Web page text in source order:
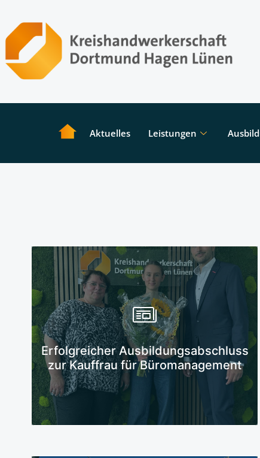
Aktuelles Leistungen
Erfolgreicher Ausbildungsabschluss
zur Kauffrau für Büromanagement
Mehr erfahren